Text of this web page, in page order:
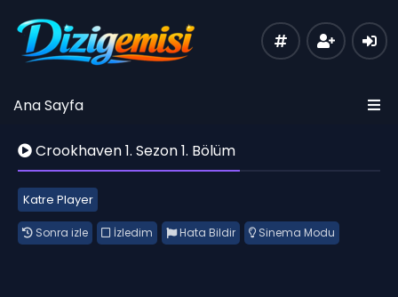
Ana Sayfa
Crookhaven 1. Sezon 1. Bölüm
Katre Player
Sonra izle İzledim Hata Bildir Sinema Modu